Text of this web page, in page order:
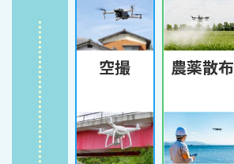
空撮 農薬散布